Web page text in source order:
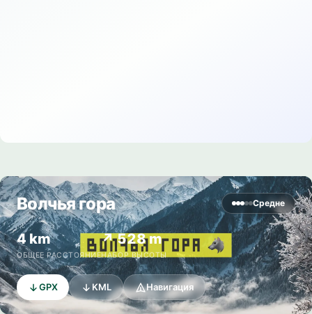
Волчья гора Средне
4 km
ОБЩЕЕ РАССТОЯНИЕ
↗ 528 m
НАБОР ВЫСОТЫ
GPX KML Навигация